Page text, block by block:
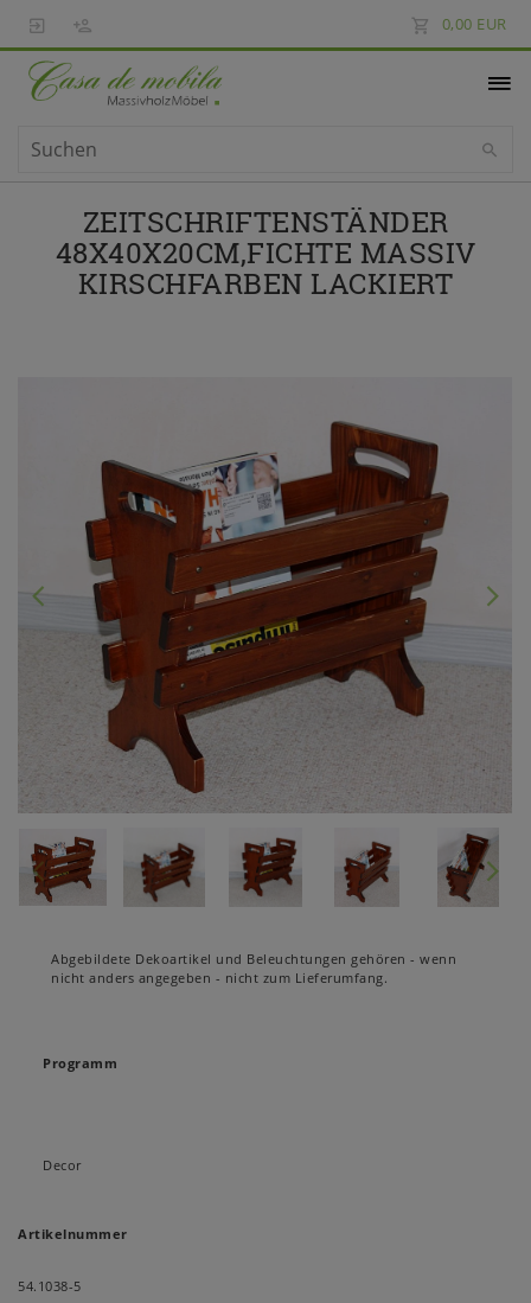
0,00 EUR
ZEITSCHRIFTENSTÄNDER
48X40X20CM,FICHTE MASSIV
KIRSCHFARBEN LACKIERT
Abgebildete Dekoartikel und Beleuchtungen gehören - wenn
nicht anders angegeben - nicht zum Lieferumfang.
Programm
Decor
Artikelnummer
54.1038-5